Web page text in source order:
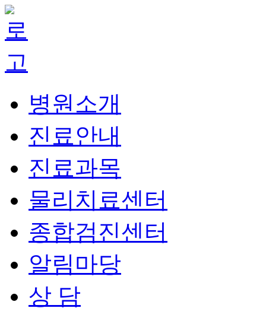
병원소개
진료안내
진료과목
물리치료센터
종합검진센터
알림마당
상 담